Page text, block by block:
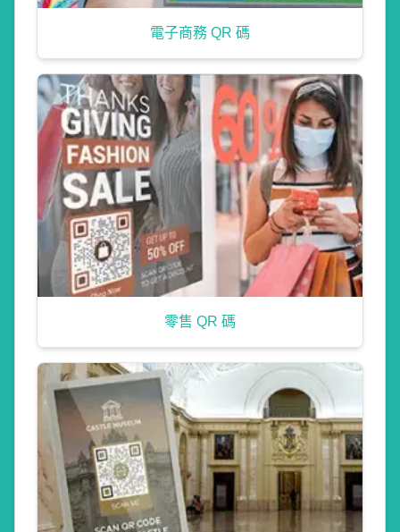
電子商務 QR 碼
零售 QR 碼